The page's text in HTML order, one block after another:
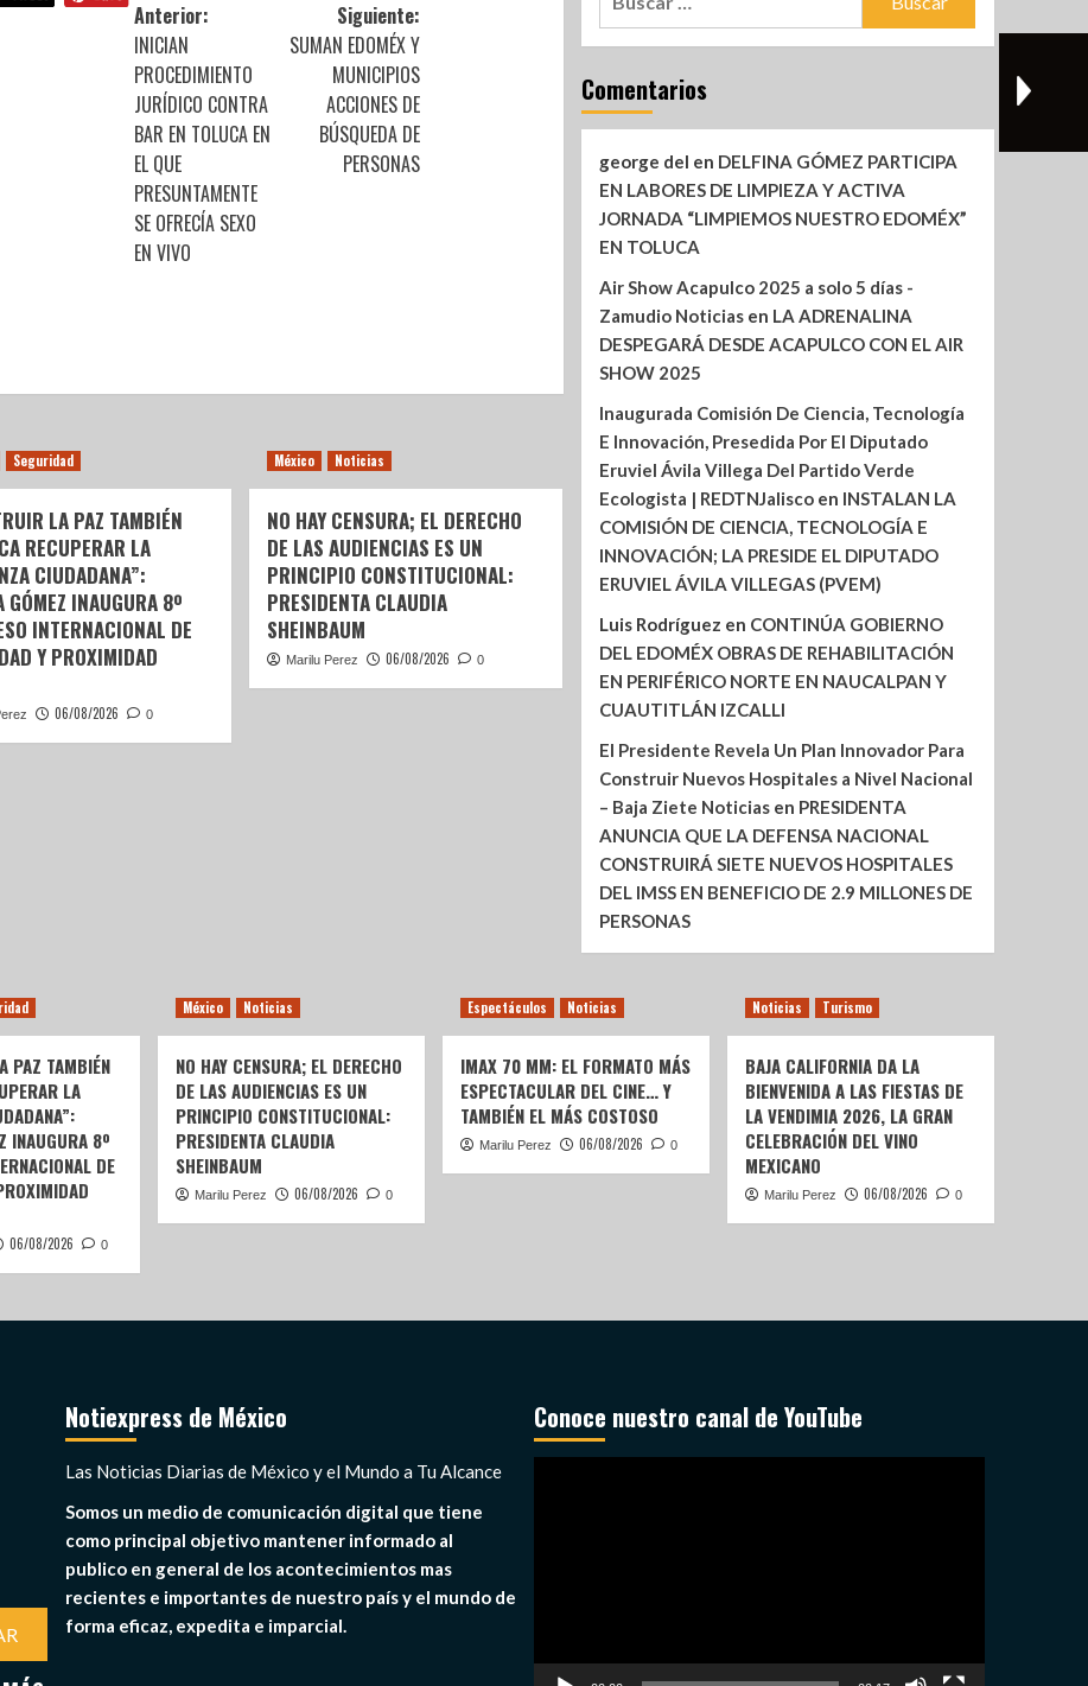
Anterior:
INICIAN
PROCEDIMIENTO
JURÍDICO CONTRA
BAR EN TOLUCA EN
EL QUE
PRESUNTAMENTE
SE OFRECÍA SEXO
EN VIVO
Siguiente:
SUMAN EDOMÉX Y
MUNICIPIOS
ACCIONES DE
BÚSQUEDA DE
PERSONAS
Seguridad
LA PAZ TAMBIÉN
RECUPERAR LA
CIUDADANA”:
GÓMEZ INAUGURA 8º
INTERNACIONAL DE
Y PROXIMIDAD
06/08/2026 0
México Noticias
NO HAY CENSURA; EL DERECHO
DE LAS AUDIENCIAS ES UN
PRINCIPIO CONSTITUCIONAL:
PRESIDENTA CLAUDIA
SHEINBAUM
Marilu Perez 06/08/2026 0
Comentarios
george del en DELFINA GÓMEZ PARTICIPA
EN LABORES DE LIMPIEZA Y ACTIVA
JORNADA “LIMPIEMOS NUESTRO EDOMÉX”
EN TOLUCA
Air Show Acapulco 2025 a solo 5 días -
Zamudio Noticiasen LA ADRENALINA
DESPEGARÁ DESDE ACAPULCO CON EL AIR
SHOW 2025
Inaugurada Comisión De Ciencia, Tecnología
E Innovación, Presedida Por El Diputado
Eruviel Ávila Villega Del Partido Verde
Ecologista | REDTNJaliscoen INSTALAN LA
COMISIÓN DE CIENCIA, TECNOLOGÍA E
INNOVACIÓN; LA PRESIDE EL DIPUTADO
ERUVIEL ÁVILA VILLEGAS (PVEM)
Luis Rodríguez en CONTINÚA GOBIERNO
DEL EDOMÉX OBRAS DE REHABILITACIÓN
EN PERIFÉRICO NORTE EN NAUCALPAN Y
CUAUTITLÁN IZCALLI
El Presidente Revela Un Plan Innovador Para
Construir Nuevos Hospitales a Nivel Nacional
– Baja Ziete Noticiasen PRESIDENTA
ANUNCIA QUE LA DEFENSA NACIONAL
CONSTRUIRÁ SIETE NUEVOS HOSPITALES
DEL IMSS EN BENEFICIO DE 2.9 MILLONES DE
PERSONAS
PAZ TAMBIÉN
LA
INAUGURA 8º
DE
06/08/2026 0
México Noticias
NO HAY CENSURA; EL DERECHO
DE LAS AUDIENCIAS ES UN
PRINCIPIO CONSTITUCIONAL:
PRESIDENTA CLAUDIA
SHEINBAUM
Marilu Perez 06/08/2026 0
Espectáculos Noticias
IMAX 70 MM: EL FORMATO MÁS
ESPECTACULAR DEL CINE… Y
TAMBIÉN EL MÁS COSTOSO
Marilu Perez 06/08/2026 0
Noticias Turismo
BAJA CALIFORNIA DA LA
BIENVENIDA A LAS FIESTAS DE
LA VENDIMIA 2026, LA GRAN
CELEBRACIÓN DEL VINO
MEXICANO
Marilu Perez 06/08/2026 0
Notiexpress de México
Las Noticias Diarias de México y el Mundo a Tu Alcance
Somos un medio de comunicación digital que tiene
como principal objetivo mantener informado al
publico en general de los acontecimientos mas
recientes e importantes de nuestro país y el mundo de
forma eficaz, expedita e imparcial.
Conoce nuestro canal de YouTube